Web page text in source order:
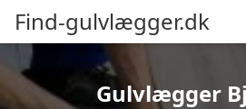
Find-gulvlægger.dk
Gulvlægger